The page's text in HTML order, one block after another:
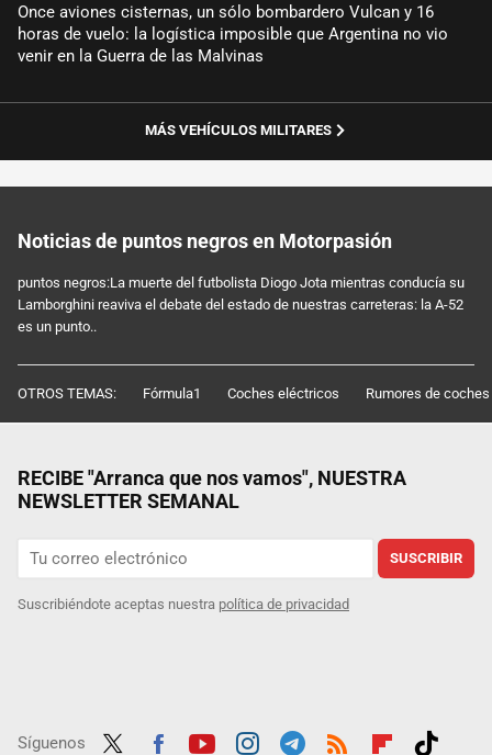
Once aviones cisternas, un sólo bombardero Vulcan y 16
horas de vuelo: la logística imposible que Argentina no vio
venir en la Guerra de las Malvinas
MÁS VEHÍCULOS MILITARES
Noticias de puntos negros en Motorpasión
puntos negros:La muerte del futbolista Diogo Jota mientras conducía su
Lamborghini reaviva el debate del estado de nuestras carreteras: la A-52
es un punto..
OTROS TEMAS: Fórmula1 Coches eléctricos Rumores de coches
RECIBE "Arranca que nos vamos", NUESTRA
NEWSLETTER SEMANAL
SUSCRIBIR
Suscribiéndote aceptas nuestra política de privacidad
Síguenos